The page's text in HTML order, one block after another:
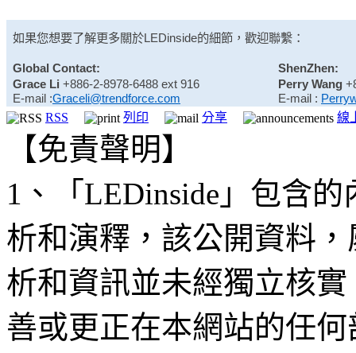
如果您想要了解更多關於LEDinside的細節，歡迎聯繫：
Global Contact:
ShenZhen:
Grace Li +886-2-8978-6488 ext 916
E-mail :Graceli@trendforce.com
Perry Wang
E-mail :
RSS
列印 分享 線
【免責聲明】
1、「LEDinside」包含
析和演釋，該公開資料
析和資訊並未經獨立核
善或更正在本網站的任